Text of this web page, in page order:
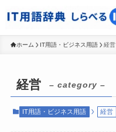
ホーム IT用語・ビジネス用語 経営
経営 – category –
IT用語・ビジネス用語 経営